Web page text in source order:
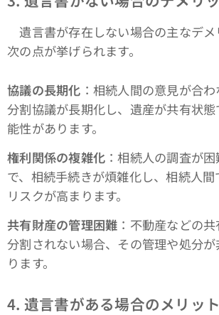
遺言書が存在しない場合の主なデメ
次の点が挙げられます。
協議の長期化 ：相続人間の意見が合
分割協議が長期化し、遺産が共有状
能性があります。
権利関係の複雑化 ：相続人の調査が
で、相続手続きが煩雑化し、相続人
リスクが高まります。
共有財産の管理困難 ：不動産などの
分割されない場合、その管理や処分
ります。
4. 遺言書がある場合のメリット